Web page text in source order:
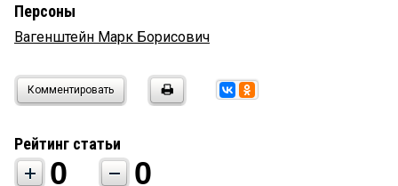
Персоны
Вагенштейн Марк Борисович
Комментировать
Рейтинг статьи
0 0